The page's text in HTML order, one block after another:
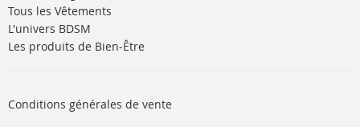
Tous les Vêtements
L'univers BDSM
Les produits de Bien-Être
Conditions générales de vente